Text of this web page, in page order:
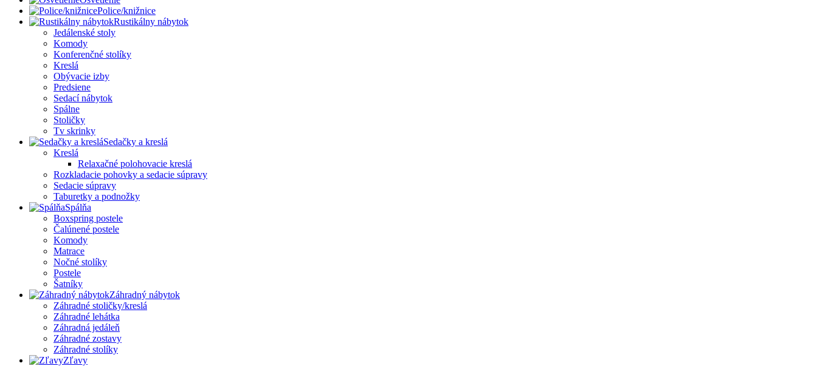
Police/knižnice
Rustikálny nábytok
Jedálenské stoly
Komody
Konferenčné stolíky
Kreslá
Obývacie izby
Predsiene
Sedací nábytok
Spálne
Stoličky
Tv skrinky
Sedačky a kreslá
Kreslá
Relaxačné polohovacie kreslá
Rozkladacie pohovky a sedacie súpravy
Sedacie súpravy
Taburetky a podnožky
Spálňa
Boxspring postele
Čalúnené postele
Komody
Matrace
Nočné stolíky
Postele
Šatníky
Záhradný nábytok
Záhradné stoličky/kreslá
Záhradné lehátka
Záhradná jedáleň
Záhradné zostavy
Záhradné stolíky
Zľavy